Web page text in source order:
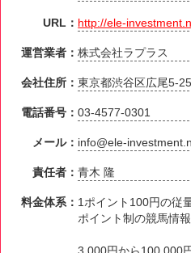
URL： http://ele-
運営業者：株式会社ラプラス
会社住所：東京都渋谷区広尾5-
電話番号：03-4577-0301
メール： info@ele-
責任者：青木 隆
料金体系： 1ポイント100円の従
ポイント制の競馬情